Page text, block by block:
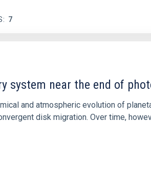
7
system near the end of
and atmospheric evolution of
disk migration. Over time,